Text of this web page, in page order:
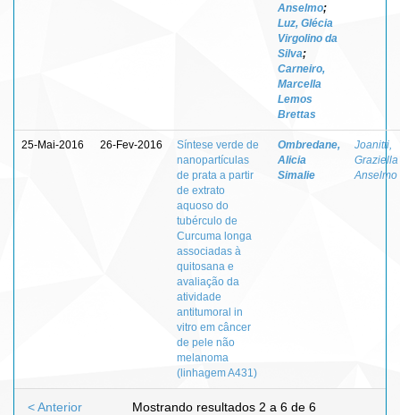
Anselmo;
Luz, Glécia
Virgolino da
Silva;
Carneiro,
Marcella
Lemos
Brettas
25-Mai-2016 26-Fev-2016
Síntese verde de
nanopartículas
de prata a partir
de extrato
aquoso do
tubérculo de
Curcuma longa
associadas à
quitosana e
avaliação da
atividade
antitumoral in
vitro em câncer
de pele não
melanoma
(linhagem A431)
Ombredane,
Alicia
Simalie
Joanitti,
Graziella
Anselmo
Mostrando resultados 2 a 6 de 6
< Anterior